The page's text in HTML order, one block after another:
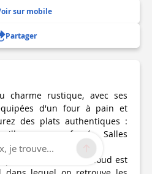
sur mobile
Partager
charme rustique, avec ses
d'un four à pain et
des plats authentiques :
saumon fumé... Salles
vos évènements.
par Louis et Reine Ailloud est
je trouve...